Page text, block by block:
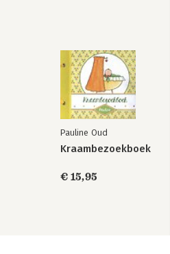
Pauline Oud
Kraambezoekboek
€ 15,95